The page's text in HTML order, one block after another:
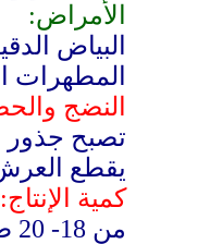
الأمراض:
البياض
المطهرات
النضج
يقطع العرش
كمية الإنتاج:
من 18- 20 طن بالعرش.